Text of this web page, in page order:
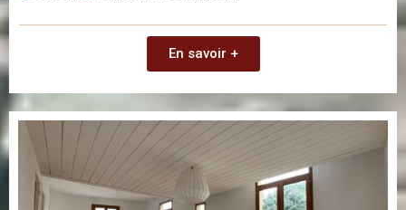
En savoir +